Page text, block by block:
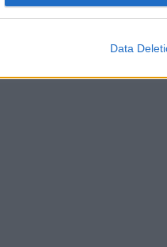
Data